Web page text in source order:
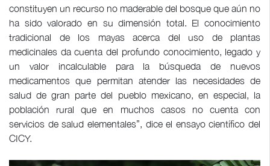
constituyen un recurso no maderable del bosque que aún no
ha sido valorado en su dimensión total. El conocimiento
tradicional de los mayas acerca del uso de plantas
medicinales da cuenta del profundo conocimiento, legado y
un valor incalculable para la búsqueda de nuevos
medicamentos que permitan atender las necesidades de
salud de gran parte del pueblo mexicano, en especial, la
población rural que en muchos casos no cuenta con
servicios de salud elementales”, dice el ensayo científico del
CICY.